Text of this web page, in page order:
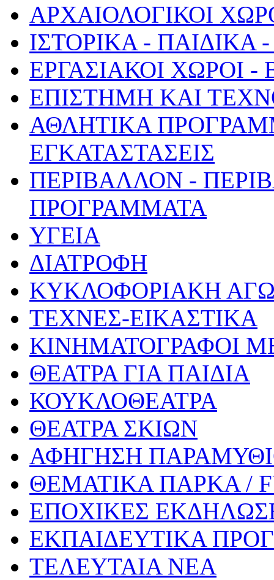
ΑΡΧΑΙΟΛΟΓΙΚΟΙ
ΙΣΤΟΡΙΚΑ -
ΕΡΓΑΣΙΑΚΟΙ ΧΩΡΟΙ
ΕΠΙΣΤΗΜΗ ΚΑΙ
ΑΘΛΗΤΙΚΑ
ΕΓΚΑΤΑΣΤΑΣΕΙΣ
ΠΕΡΙΒΑΛΛΟΝ -
ΠΡΟΓΡΑΜΜΑΤΑ
ΥΓΕΙΑ
ΔΙΑΤΡΟΦΗ
ΚΥΚΛΟΦΟΡΙΑΚΗ
ΤΕΧΝΕΣ-ΕΙΚΑΣΤΙΚΑ
ΚΙΝΗΜΑΤΟΓΡΑΦΟΙ
ΘΕΑΤΡΑ ΓΙΑ ΠΑΙΔΙΑ
ΚΟΥΚΛΟΘΕΑΤΡΑ
ΘΕΑΤΡΑ ΣΚΙΩΝ
ΑΦΗΓΗΣΗ
ΘΕΜΑΤΙΚΑ ΠΑΡΚΑ /
ΕΠΟΧΙΚΕΣ
ΕΚΠΑΙΔΕΥΤΙΚΑ
ΤΕΛΕΥΤΑΙΑ ΝΕΑ